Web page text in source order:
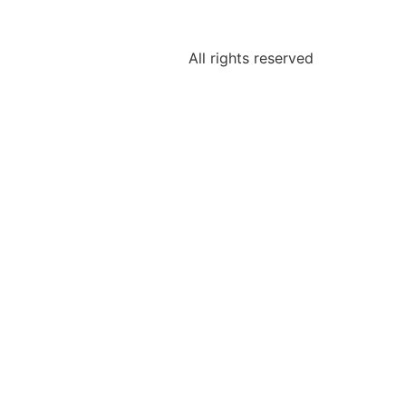
All rights reserved